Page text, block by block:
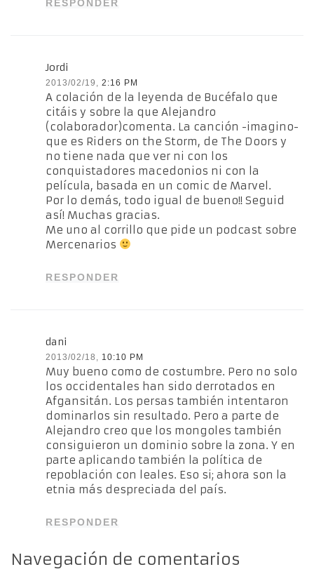
RESPONDER
Jordi
2013/02/19, 2:16 PM
A colación de la leyenda de Bucéfalo que
citáis y sobre la que Alejandro
(colaborador)comenta. La canción -imagino-
que es Riders on the Storm, de The Doors y
no tiene nada que ver ni con los
conquistadores macedonios ni con la
película, basada en un comic de Marvel.
Por lo demás, todo igual de bueno!! Seguid
así! Muchas gracias.
Me uno al corrillo que pide un podcast sobre
Mercenarios
RESPONDER
dani
2013/02/18, 10:10 PM
Muy bueno como de costumbre. Pero no solo
los occidentales han sido derrotados en
Afgansitán. Los persas también intentaron
dominarlos sin resultado. Pero a parte de
Alejandro creo que los mongoles también
consiguieron un dominio sobre la zona. Y en
parte aplicando también la política de
repoblación con leales. Eso si; ahora son la
etnia más despreciada del país.
RESPONDER
Navegación de comentarios